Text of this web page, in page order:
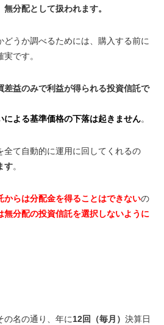
無分配として扱われます。
うか調べるためには、購入する前に
です。
差益のみで利益が得られる投資信託で
による基準価格の下落は起きません。
全て自動的に運用に回してくれるの
す。
からは分配金を得ることはできないの
無分配の投資信託を選択しないように
の名の通り、年に12回（毎月） 決算日